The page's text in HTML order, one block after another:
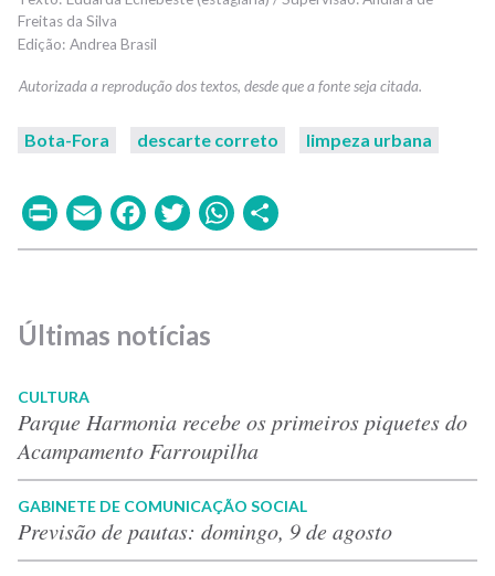
Freitas da Silva
Andrea Brasil
Bota-Fora descarte correto limpeza urbana
PrintEmailFacebook
TwitterWhatsApp
Últimas notícias
CULTURA
Parque Harmonia recebe os primeiros piquetes do
Acampamento Farroupilha
GABINETE DE COMUNICAÇÃO SOCIAL
Previsão de pautas: domingo, 9 de agosto